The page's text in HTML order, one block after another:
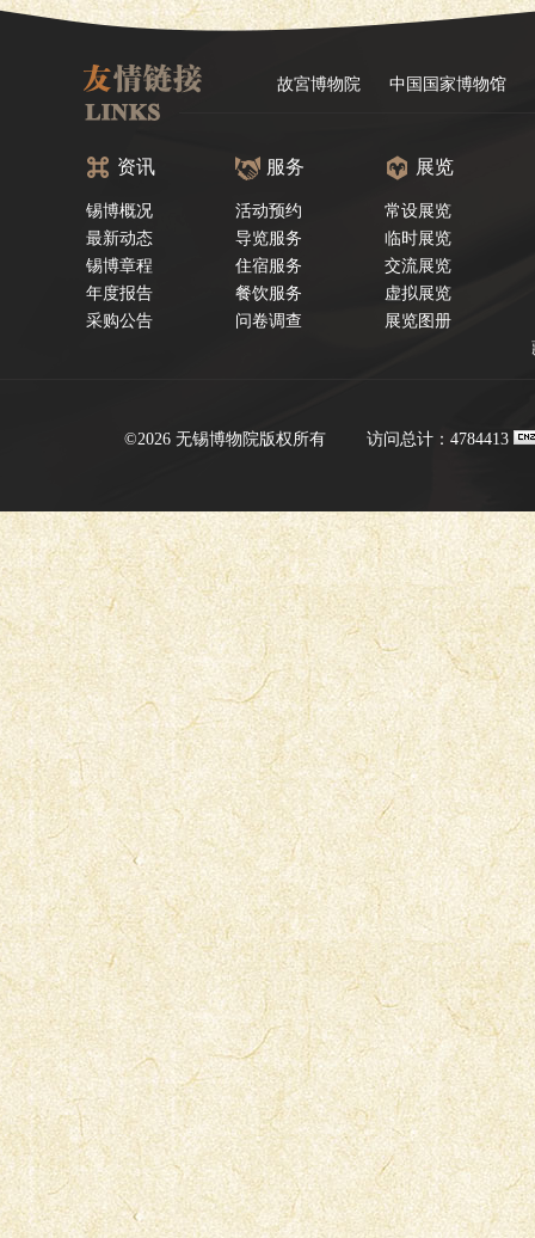
故宮博物院 中国国家博物馆
资讯
锡博概况
最新动态
锡博章程
年度报告
采购公告
服务
活动预约
导览服务
住宿服务
餐饮服务
问卷调查
展览
常设展览
临时展览
交流展览
虚拟展览
展览图册
©2026 无锡博物院版权所有 访问总计：4784413